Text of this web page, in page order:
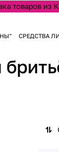
товаров из
СРЕДСТВА